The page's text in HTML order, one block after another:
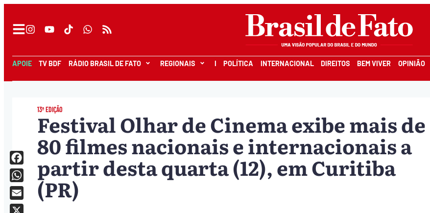
APOIE TV BDF RÁDIO BRASIL DE FATO REGIONAIS I POLÍTICA INTERNACIONAL DIREITOS BEM VIVER OPINIÃO
13ª EDIÇÃO
Festival Olhar de Cinema exibe mais de
80 filmes nacionais e internacionais a
partir desta quarta (12), em Curitiba
(PR)
Facebook
WhatsApp
Email